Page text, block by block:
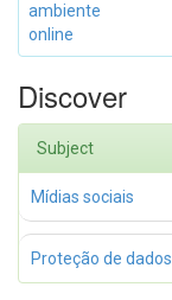
ambiente
online
Discover
Subject
Mídias sociais
Proteção de dados